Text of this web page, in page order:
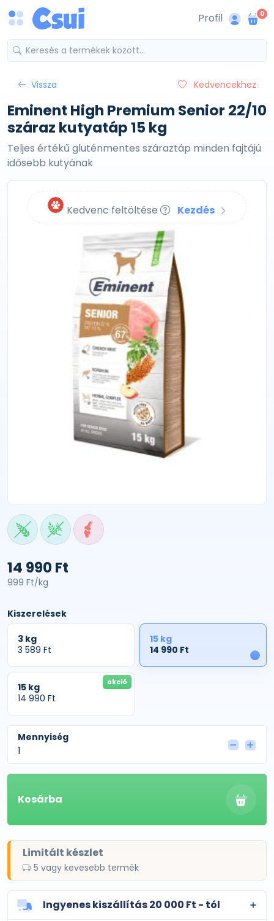
Profil 0
Vissza Kedvencekhez
Eminent High Premium Senior 22/10
száraz kutyatáp 15 kg
Teljes értékű gluténmentes száraztáp minden fajtájú
idősebb kutyának
Kedvenc feltöltése Kezdés
14 990 Ft
999 Ft/kg
Kiszerelések
3 kg
3 589 Ft
1
15 kg
14 990 Ft
akció
15 kg
14 990 Ft
Mennyiség
Kosárba
Limitált készlet
5 vagy kevesebb termék
Ingyenes kiszállítás 20 000 Ft - tól